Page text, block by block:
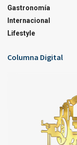
Gastronomía
Internacional
Lifestyle
Columna Digital